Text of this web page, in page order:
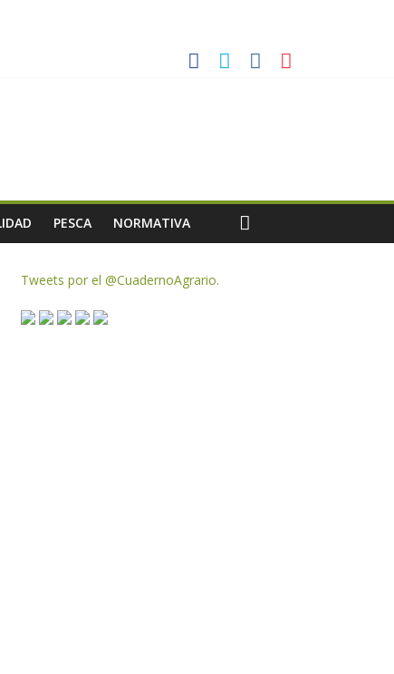
meteorológicas y la incertidumbre en los precios
oliva para la próxima campaña
PESCA NORMATIVA
Tweets por el @CuadernoAgrario.